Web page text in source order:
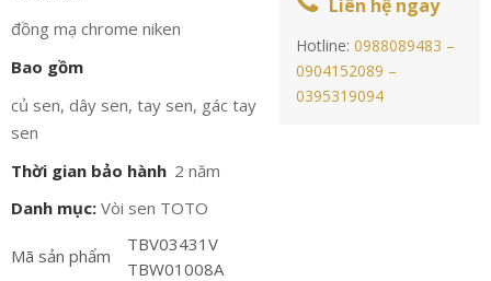
đồng mạ chrome niken
Bao gồm
củ sen, dây sen, tay sen, gác tay
sen
Thời gian bảo hành 2 năm
Danh mục: Vòi sen TOTO
Mã sản phẩm
TBV03431V
TBW01008A
Liên hệ ngay
Hotline:0988089483 –
0904152089 –
0395319094